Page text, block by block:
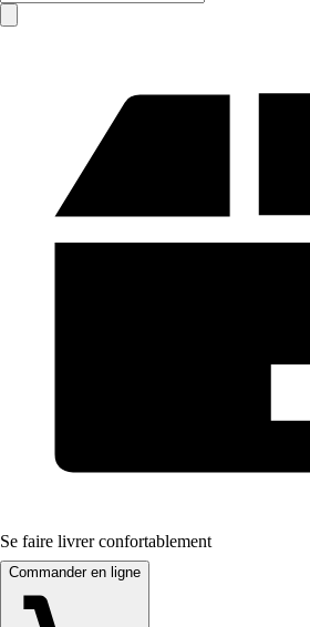
Se faire livrer confortablement
Commander en ligne